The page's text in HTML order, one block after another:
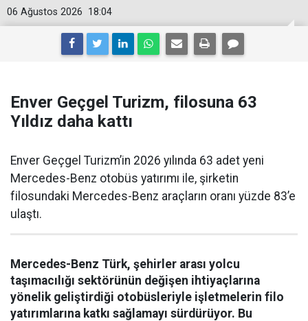
18:04
06 Ağustos 2026
Enver Geçgel Turizm, filosuna 63
Yıldız daha kattı
Enver Geçgel Turizm’in 2026 yılında 63 adet yeni
Mercedes-Benz otobüs yatırımı ile, şirketin
filosundaki Mercedes-Benz araçların oranı yüzde 83’e
ulaştı.
Mercedes-Benz Türk, şehirler arası yolcu
taşımacılığı sektörünün değişen ihtiyaçlarına
yönelik geliştirdiği otobüsleriyle işletmelerin filo
yatırımlarına katkı sağlamayı sürdürüyor. Bu